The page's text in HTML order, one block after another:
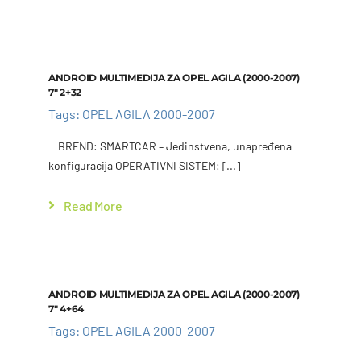
ANDROID MULTIMEDIJA ZA OPEL AGILA (2000-2007)
7″ 2+32
Tags: OPEL AGILA 2000-2007
BREND: SMARTCAR – Jedinstvena, unapređena
konfiguracija OPERATIVNI SISTEM: [...]
Read More
ANDROID MULTIMEDIJA ZA OPEL AGILA (2000-2007)
7″ 4+64
Tags: OPEL AGILA 2000-2007